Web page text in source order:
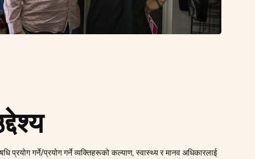
प्रयोग गर्ने/प्रयोग गर्ने व्यक्तिहरूको कल्याण, स्वास्थ्य र मानव अधिकारलाई